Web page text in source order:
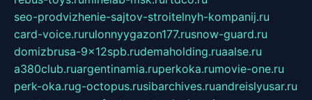
seo-prodvizhenie-sajtov-stroitelnyh-kompanij.ru
card-voice.rurulonnyygazon177.rusnow-guard.ru
domizbrusa-9x12spb.rudemaholding.ruaalse.ru
a380club.ruargentinamia.ruperkoka.rumovie-one.ru
perk-oka.rug-octopus.rusibarchives.ruandreislyusar.ru